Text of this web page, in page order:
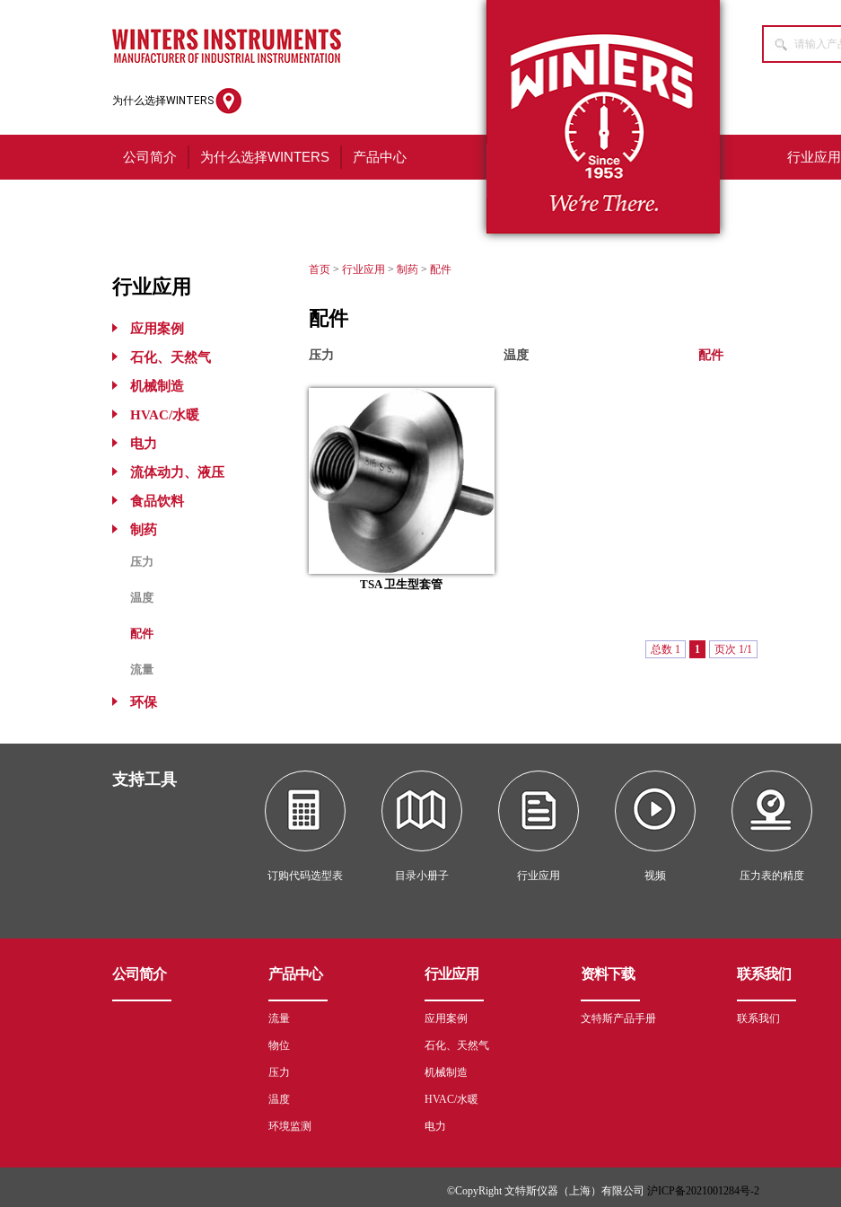
为什么选择WINTERS
公司简介 为什么选择WINTERS 产品中心 行业应用
行业应用
应用案例
石化、天然气
机械制造
HVAC/水暖
电力
流体动力、液压
食品饮料
制药
压力
温度
配件
流量
环保
首页> 行业应用 > 制药> 配件
配件
压力 温度 配件
TSA 卫生型套管
总数 1 1 页次 1/1
支持工具
订购代码选型表 目录小册子 行业应用 视频 压力表的精度
公司简介 产品中心
流量
物位
压力
温度
环境监测
行业应用
应用案例
石化、天然气
机械制造
HVAC/水暖
电力
资料下载
文特斯产品手册
联系我们
联系我们
©CopyRight 文特斯仪器（上海）有限公司 沪ICP备2021001284号-2